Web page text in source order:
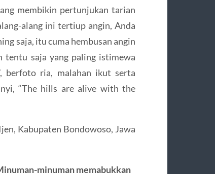
membikin pertunjukan tarian
alang ini tertiup angin, Anda
saja, itu cuma hembusan angin
tentu saja yang paling istimewa
berfoto ria, malahan ikut serta
“The hills are alive with the
Kabupaten Bondowoso, Jawa
minuman memabukkan